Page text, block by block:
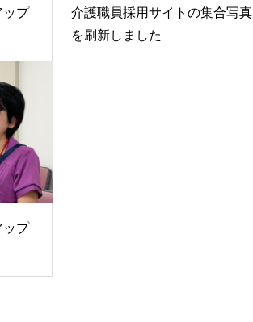
プ
介護職員採用サイトの集合写真
を刷新しました
プ